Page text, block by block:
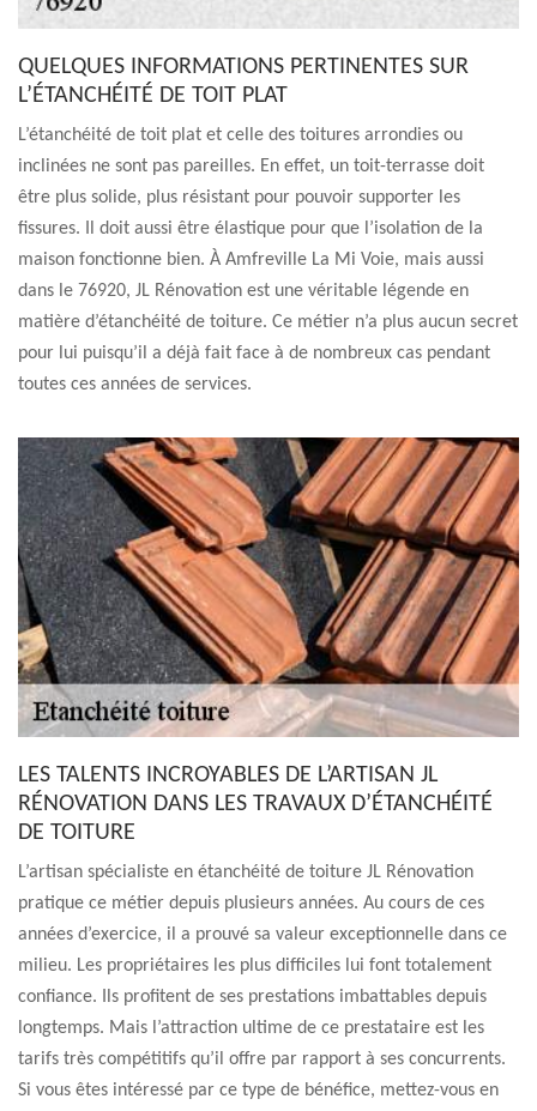
QUELQUES INFORMATIONS PERTINENTES SUR
L’ÉTANCHÉITÉ DE TOIT PLAT
L’étanchéité de toit plat et celle des toitures arrondies ou
inclinées ne sont pas pareilles. En effet, un toit-terrasse doit
être plus solide, plus résistant pour pouvoir supporter les
fissures. Il doit aussi être élastique pour que l’isolation de la
maison fonctionne bien. À Amfreville La Mi Voie, mais aussi
dans le 76920, JL Rénovation est une véritable légende en
matière d’étanchéité de toiture. Ce métier n’a plus aucun secret
pour lui puisqu’il a déjà fait face à de nombreux cas pendant
toutes ces années de services.
LES TALENTS INCROYABLES DE L’ARTISAN JL
RÉNOVATION DANS LES TRAVAUX D’ÉTANCHÉITÉ
DE TOITURE
L’artisan spécialiste en étanchéité de toiture JL Rénovation
pratique ce métier depuis plusieurs années. Au cours de ces
années d’exercice, il a prouvé sa valeur exceptionnelle dans ce
milieu. Les propriétaires les plus difficiles lui font totalement
confiance. Ils profitent de ses prestations imbattables depuis
longtemps. Mais l’attraction ultime de ce prestataire est les
tarifs très compétitifs qu’il offre par rapport à ses concurrents.
Si vous êtes intéressé par ce type de bénéfice, mettez-vous en